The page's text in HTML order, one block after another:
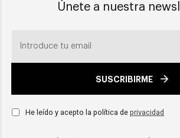
Únete a nuestra
SUSCRIBIRME
He leído y acepto la política deprivacidad